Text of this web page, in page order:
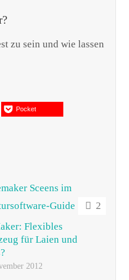
zu sein und wie lassen
Pocket
2
Flexibles
für Laien und
2012